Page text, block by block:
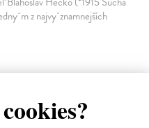
z najvy´znamnejších